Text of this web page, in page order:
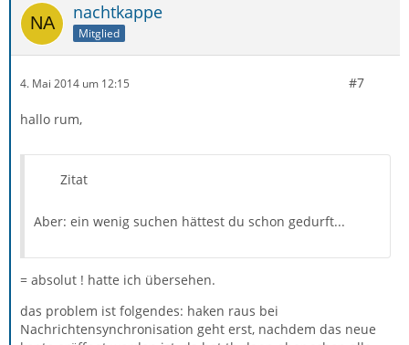
nachtkappe
Mitglied
4. Mai 2014 um 12:15 #7
hallo rum,
Zitat
Aber: ein wenig suchen hättest du schon gedurft...
= absolut ! hatte ich übersehen.
das problem ist folgendes: haken raus bei
Nachrichtensynchronisation geht erst, nachdem das neue